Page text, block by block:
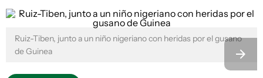
Ruiz-Tiben, junto a un niño nigeriano con heridas por el gusano
de Guinea